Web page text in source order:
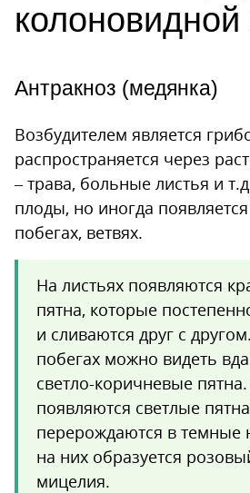
Антракноз (медянка)
Возбудителем является
распространяется через
– трава, больные листья и
плоды, но иногда
побегах, ветвях.
На листьях появляются
пятна, которые
и сливаются друг с
побегах можно видеть
светло-коричневые
появляются светлые
перерождаются в темные
на них образуется
мицелия.